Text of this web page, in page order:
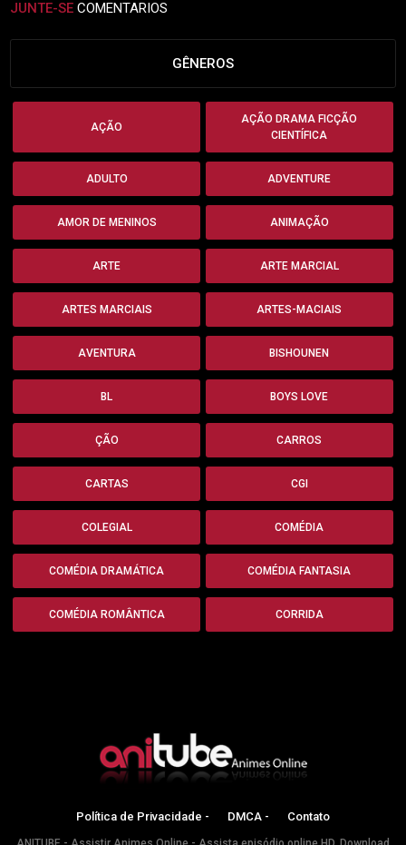
JUNTE-SE COMENTARIOS
GÊNEROS
AÇÃO
AÇÃO DRAMA FICÇÃO
CIENTÍFICA
ADULTO ADVENTURE
AMOR DE MENINOS ANIMAÇÃO
ARTE ARTE MARCIAL
ARTES MARCIAIS ARTES-MACIAIS
AVENTURA BISHOUNEN
BL BOYS LOVE
ÇÃO CARROS
CARTAS CGI
COLEGIAL COMÉDIA
COMÉDIA DRAMÁTICA COMÉDIA FANTASIA
COMÉDIA ROMÂNTICA CORRIDA
Política de Privacidade - DMCA - Contato